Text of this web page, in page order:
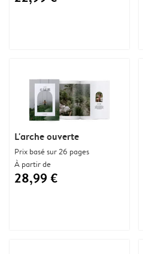
L'arche ouverte
Prix basé sur 26 pages
À partir de
28,99 €